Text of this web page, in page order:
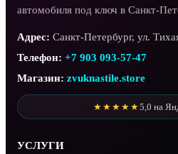
автомобиля под ключ в Санкт-
Адрес: Санкт-Петербург, ул.
Телефон: +7 903 093-57-47
Магазин: zvuknastile.store
★★★★★5,0 на
УСЛУГИ